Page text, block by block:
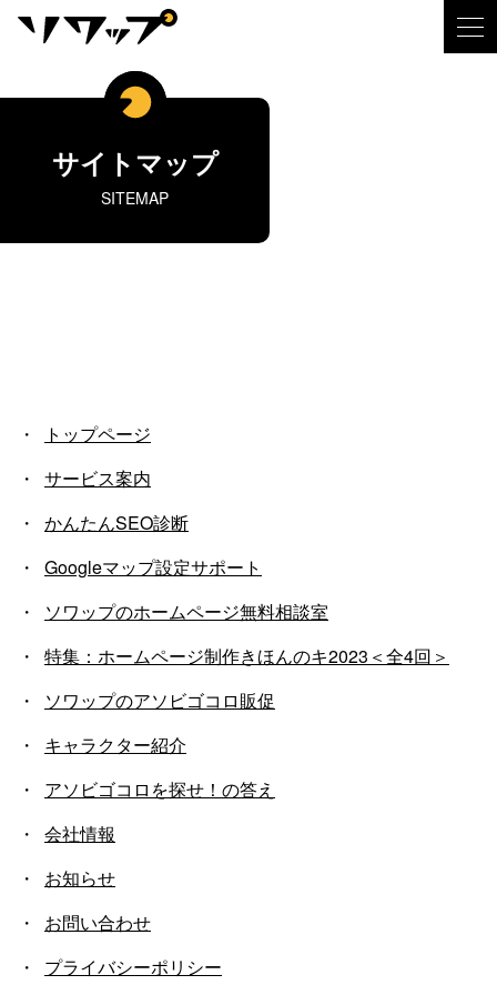
サイトマップ
SITEMAP
トップページ
サービス案内
かんたんSEO診断
Googleマップ設定サポート
ソワップのホームページ無料相談室
特集：ホームページ制作きほんのキ2023＜全4回＞
ソワップのアソビゴコロ販促
キャラクター紹介
アソビゴコロを探せ！の答え
会社情報
お知らせ
お問い合わせ
プライバシーポリシー